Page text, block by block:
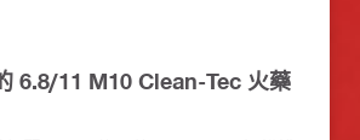
6.8/11 M10 Clean-Tec 火藥